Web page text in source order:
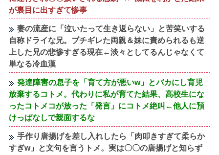
が裏目に出すぎて惨事
妻の流産に「泣いたって生き返らない」と苦笑いする
自称ドライな兄。ブチギレた両親＆妹に責められるも逆
上した兄の悲惨すぎる現在←淡々としてるんじゃなくて
単なる冷血漢
発達障害の息子を「育て方が悪いw」とバカにし育児
放棄するコトメ。代わりに私が育てた結果、高校生にな
ったコトメコが放った「発言」にコトメ絶叫←他人に預
けっぱなしで親面するな
手作り唐揚げを差し入れしたら「肉叩きすぎて柔らか
すぎw」と文句を言うトメ。実は〇〇の唐揚げと知らず